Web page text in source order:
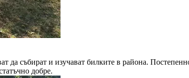
да събират и изучават билките в района.
добре.